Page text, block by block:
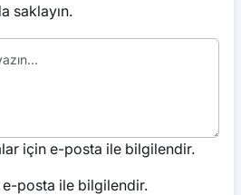
saklayın.
için e-posta ile bilgilendir.
e-posta ile bilgilendir.